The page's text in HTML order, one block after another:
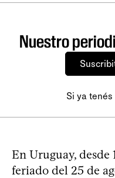
Nuestro
Si ya
En Uruguay, desde
feriado del 25 de